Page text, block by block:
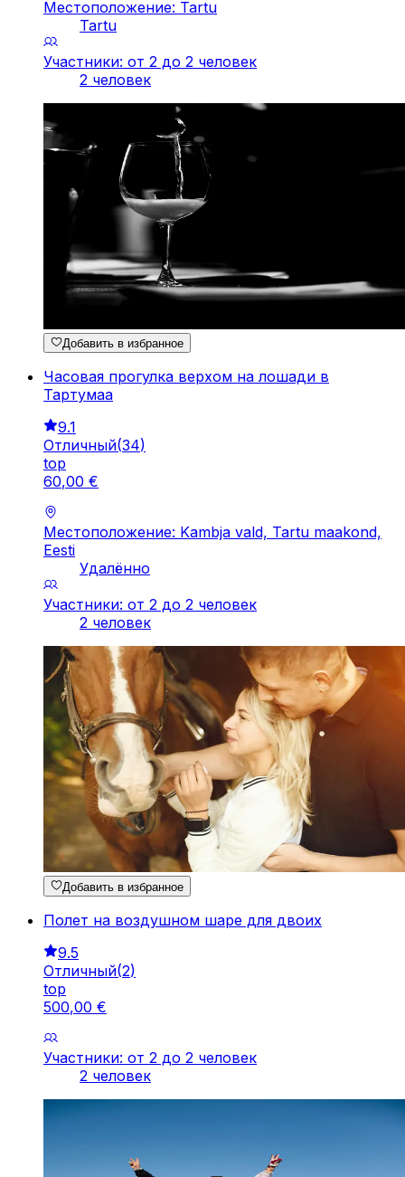
Местоположение: Tartu
Tartu
Участники: от 2 до 2 человек
2 человек
Добавить в избранное
Часовая прогулка верхом на лошади в
Тартумаа
9.1
Отличный(34)
top
60,00 €
Местоположение: Kambja vald, Tartu maakond,
Eesti
Удалённо
Участники: от 2 до 2 человек
2 человек
Добавить в избранное
Полет на воздушном шаре для двоих
9.5
Отличный(2)
top
500,00 €
Участники: от 2 до 2 человек
2 человек